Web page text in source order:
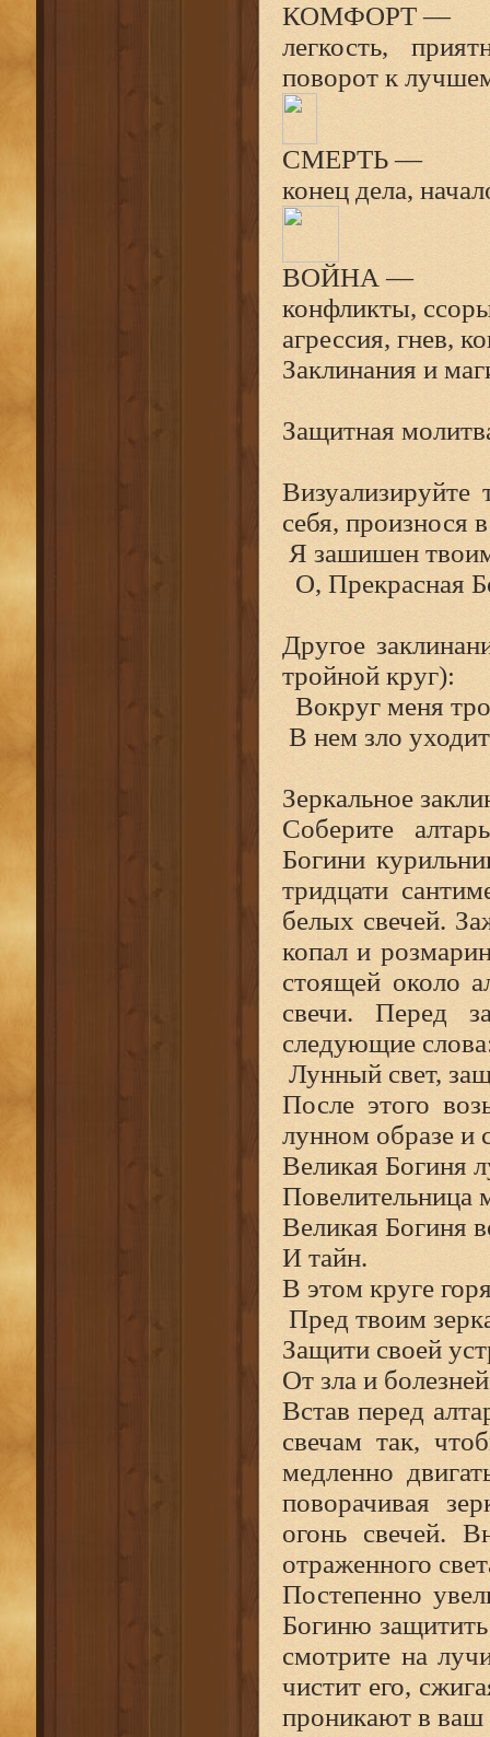
КОМФОРТ —
легкость,
поворот к
СМЕРТЬ —
конец дела,
ВОЙНА —
конфликты,
агрессия, гнев,
Заклинания и
Защитная
Визуализируйте
себя, произнося
Я зашишен
О, Прекрасная
Другое
тройной круг):
Вокруг меня
В нем зло
Зеркальное
Соберите
Богини
тридцати
белых свечей.
копал и
стоящей около
свечи. Перед
следующие
Лунный свет,
После этого
лунном образе и
Великая Богиня
Повелительница
Великая Богиня
И тайн.
В этом круге
Пред твоим
Защити своей
От зла и
Встав перед
свечам так,
медленно
поворачивая
огонь свечей.
отраженного
Постепенно
Богиню
смотрите на
чистит его,
проникают в ваш